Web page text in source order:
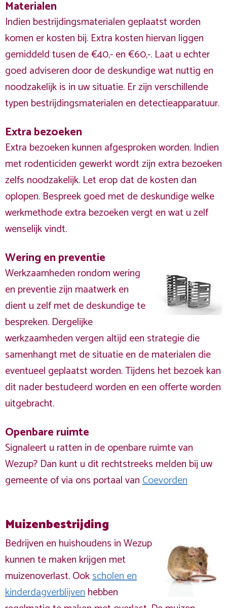
Materialen
Indien bestrijdingsmaterialen geplaatst worden
komen er kosten bij. Extra kosten hiervan liggen
gemiddeld tusen de €40,- en €60,-. Laat u echter
goed adviseren door de deskundige wat nuttig en
noodzakelijk is in uw situatie. Er zijn verschillende
typen bestrijdingsmaterialen en detectieapparatuur.
Extra bezoeken
Extra bezoeken kunnen afgesproken worden. Indien
met rodenticiden gewerkt wordt zijn extra bezoeken
zelfs noodzakelijk. Let erop dat de kosten dan
oplopen. Bespreek goed met de deskundige welke
werkmethode extra bezoeken vergt en wat u zelf
wenselijk vindt.
Wering en preventie
Werkzaamheden rondom wering
en preventie zijn maatwerk en
dient u zelf met de deskundige te
bespreken. Dergelijke
werkzaamheden vergen altijd een strategie die
samenhangt met de situatie en de materialen die
eventueel geplaatst worden. Tijdens het bezoek kan
dit nader bestudeerd worden en een offerte worden
uitgebracht.
Openbare ruimte
Signaleert u ratten in de openbare ruimte van
Wezup? Dan kunt u dit rechtstreeks melden bij uw
gemeente of via ons portaal vanCoevorden
Muizenbestrijding
Bedrijven en huishoudens in Wezup
kunnen te maken krijgen met
muizenoverlast. Ookscholen en
kinderdagverblijvenhebben